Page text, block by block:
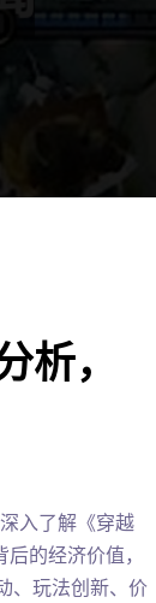
析，
入了解《穿越
的经济价值，
、玩法创新、价